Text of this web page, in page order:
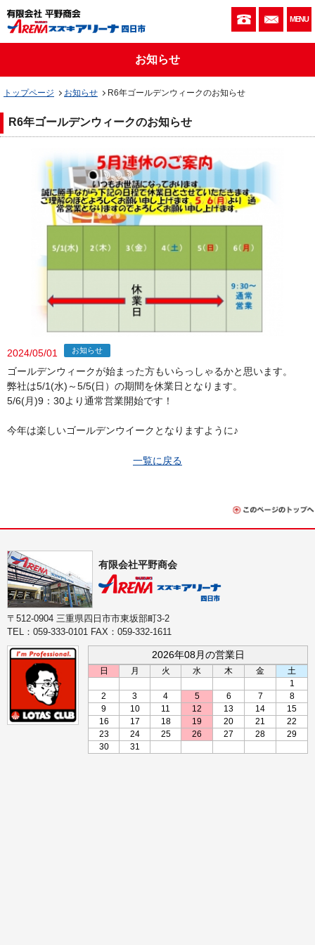
059-333-お問
MENU
お知らせ
トップページ お知らせ R6年ゴールデンウィークのお知らせ
R6年ゴールデンウィークのお知らせ
2024/05/01 お知らせ
ゴールデンウィークが始まった方もいらっしゃるかと思います。
弊社は5/1(水)～5/5(日）の期間を休業日となります。
5/6(月)9：30より通常営業開始です！
今年は楽しいゴールデンウイークとなりますように♪
一覧に戻る
有限会社平野商会
〒512-0904 三重県四日市市東坂部町3-2
TEL：059-333-0101 FAX：059-332-1611
2026年08月の営業日
日 月 火 水 木 金
土
1
2
3 4 5 6 7
8
9
10 11 12 13 14
15
16
17 18 19 20 21
22
23
24 25 26 27 28
29
30
31